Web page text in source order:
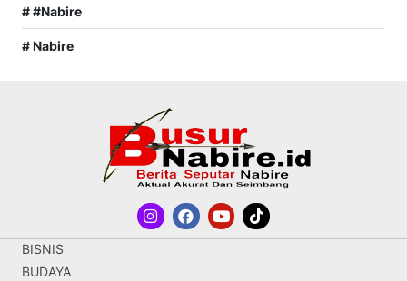
# #Nabire
# Nabire
BISNIS
BUDAYA